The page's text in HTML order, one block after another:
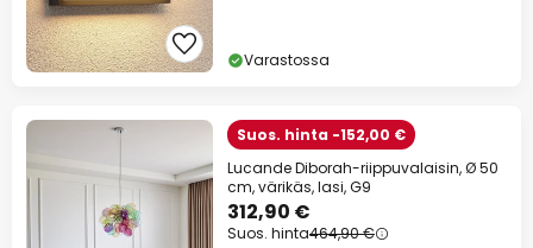
Varastossa
Suos. hinta -152,00 €
Lucande Diborah-riippuvalaisin, Ø 50
cm, värikäs, lasi, G9
312,90 €
Suos. hinta464,90 €